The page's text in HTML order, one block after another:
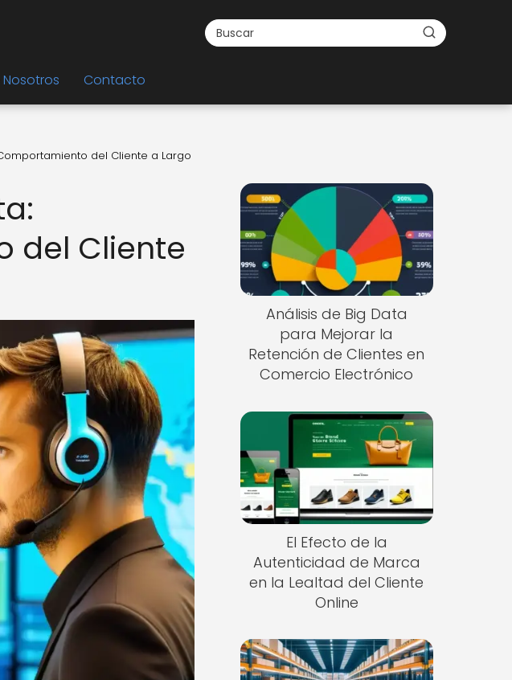
Nosotros Contacto
del Cliente a Largo
del Cliente
Análisis de Big Data
para Mejorar la
Retención de Clientes en
Comercio Electrónico
El Efecto de la
Autenticidad de Marca
en la Lealtad del Cliente
Online